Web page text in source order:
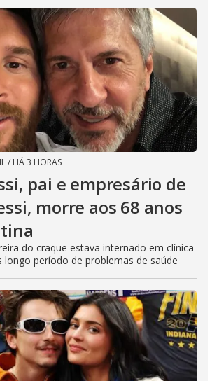
/ HÁ 3 HORAS
pai e empresário de
morre aos 68 anos
do craque estava internado em clínica
longo período de problemas de saúde